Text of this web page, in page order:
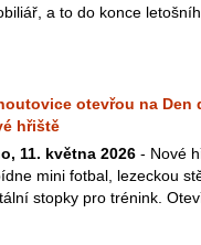
a to do konce
otevřou na Den
hřiště
11. května 2026 - Nové
mini fotbal, lezeckou
stopky pro trénink.